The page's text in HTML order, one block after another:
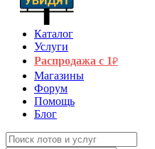
Каталог
Услуги
Распродажа с 1₽
Магазины
Форум
Помощь
Блог